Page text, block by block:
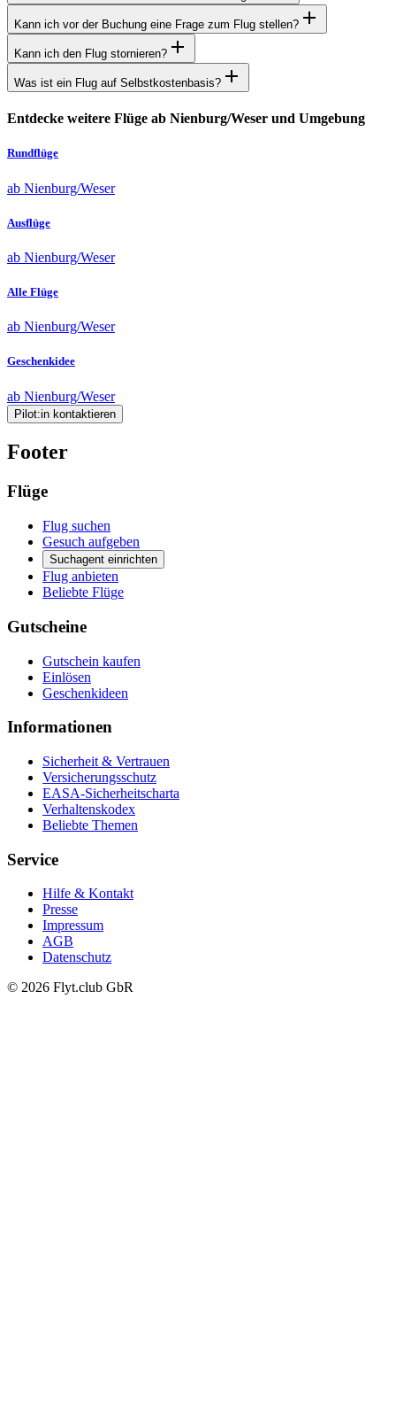
Kann ich vor der Buchung eine Frage zum Flug stellen?
Kann ich den Flug stornieren?
Was ist ein Flug auf Selbstkostenbasis?
Entdecke weitere Flüge ab Nienburg/Weser und Umgebung
Rundflüge
ab Nienburg/Weser
Ausflüge
ab Nienburg/Weser
Alle Flüge
ab Nienburg/Weser
Geschenkidee
ab Nienburg/Weser
Pilot:in kontaktieren
Footer
Flüge
Flug suchen
Gesuch aufgeben
Suchagent einrichten
Flug anbieten
Beliebte Flüge
Gutscheine
Gutschein kaufen
Einlösen
Geschenkideen
Informationen
Sicherheit & Vertrauen
Versicherungsschutz
EASA-Sicherheitscharta
Verhaltenskodex
Beliebte Themen
Service
Hilfe & Kontakt
Presse
Impressum
AGB
Datenschutz
© 2026 Flyt.club GbR